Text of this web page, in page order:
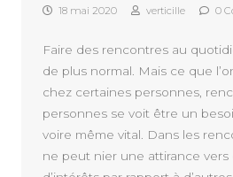
18 mai 2020 verticille 0
Faire des rencontres au
de plus normal. Mais ce que
chez certaines personnes,
personnes se voit être un
voire même vital. Dans les
ne peut nier une attirance